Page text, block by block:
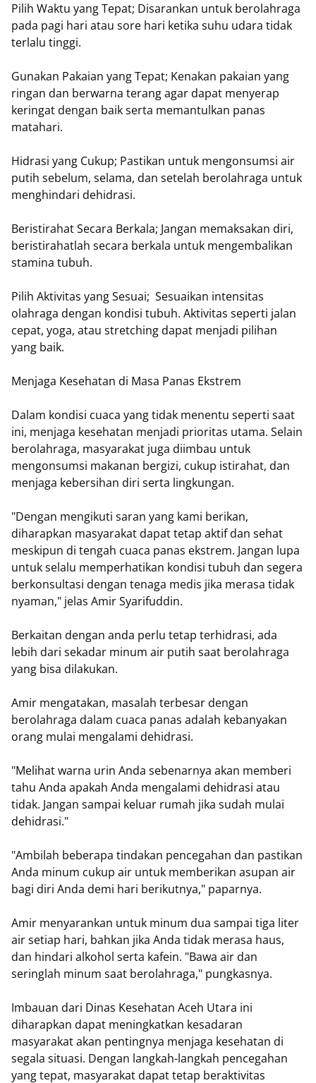
Pilih Waktu yang Tepat; Disarankan untuk berolahraga
pada pagi hari atau sore hari ketika suhu udara tidak
terlalu tinggi.
Gunakan Pakaian yang Tepat; Kenakan pakaian yang
ringan dan berwarna terang agar dapat menyerap
keringat dengan baik serta memantulkan panas
matahari.
Hidrasi yang Cukup; Pastikan untuk mengonsumsi air
putih sebelum, selama, dan setelah berolahraga untuk
menghindari dehidrasi.
Beristirahat Secara Berkala; Jangan memaksakan diri,
beristirahatlah secara berkala untuk mengembalikan
stamina tubuh.
Pilih Aktivitas yang Sesuai; Sesuaikan intensitas
olahraga dengan kondisi tubuh. Aktivitas seperti jalan
cepat, yoga, atau stretching dapat menjadi pilihan
yang baik.
Menjaga Kesehatan di Masa Panas Ekstrem
Dalam kondisi cuaca yang tidak menentu seperti saat
ini, menjaga kesehatan menjadi prioritas utama. Selain
berolahraga, masyarakat juga diimbau untuk
mengonsumsi makanan bergizi, cukup istirahat, dan
menjaga kebersihan diri serta lingkungan.
"Dengan mengikuti saran yang kami berikan,
diharapkan masyarakat dapat tetap aktif dan sehat
meskipun di tengah cuaca panas ekstrem. Jangan lupa
untuk selalu memperhatikan kondisi tubuh dan segera
berkonsultasi dengan tenaga medis jika merasa tidak
nyaman," jelas Amir Syarifuddin.
Berkaitan dengan anda perlu tetap terhidrasi, ada
lebih dari sekadar minum air putih saat berolahraga
yang bisa dilakukan.
Amir mengatakan, masalah terbesar dengan
berolahraga dalam cuaca panas adalah kebanyakan
orang mulai mengalami dehidrasi.
"Melihat warna urin Anda sebenarnya akan memberi
tahu Anda apakah Anda mengalami dehidrasi atau
tidak. Jangan sampai keluar rumah jika sudah mulai
dehidrasi."
"Ambilah beberapa tindakan pencegahan dan pastikan
Anda minum cukup air untuk memberikan asupan air
bagi diri Anda demi hari berikutnya," paparnya.
Amir menyarankan untuk minum dua sampai tiga liter
air setiap hari, bahkan jika Anda tidak merasa haus,
dan hindari alkohol serta kafein. "Bawa air dan
seringlah minum saat berolahraga," pungkasnya.
Imbauan dari Dinas Kesehatan Aceh Utara ini
diharapkan dapat meningkatkan kesadaran
masyarakat akan pentingnya menjaga kesehatan di
segala situasi. Dengan langkah-langkah pencegahan
yang tepat, masyarakat dapat tetap beraktivitas